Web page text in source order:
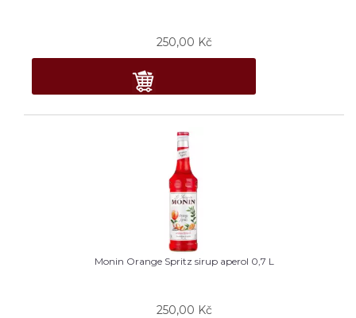
250,00 Kč
Monin Orange Spritz sirup aperol 0,7 L
250,00 Kč